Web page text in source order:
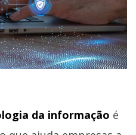
da informação é